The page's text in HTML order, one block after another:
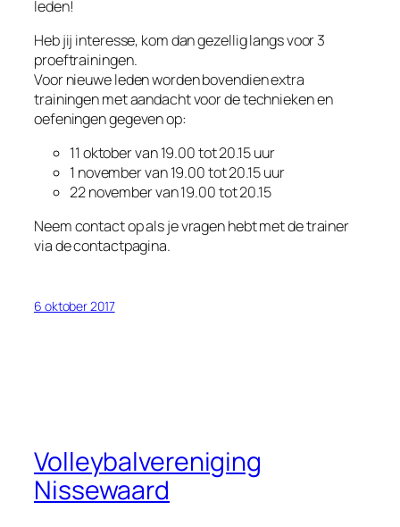
leden!
Heb jij interesse, kom dan gezellig langs voor 3
proeftrainingen.
Voor nieuwe leden worden bovendien extra
trainingen met aandacht voor de technieken en
oefeningen gegeven op:
11 oktober van 19.00 tot 20.15 uur
1 november van 19.00 tot 20.15 uur
22 november van 19.00 tot 20.15
Neem contact op als je vragen hebt met de trainer
via de contactpagina.
6 oktober 2017
Volleybalvereniging
Nissewaard